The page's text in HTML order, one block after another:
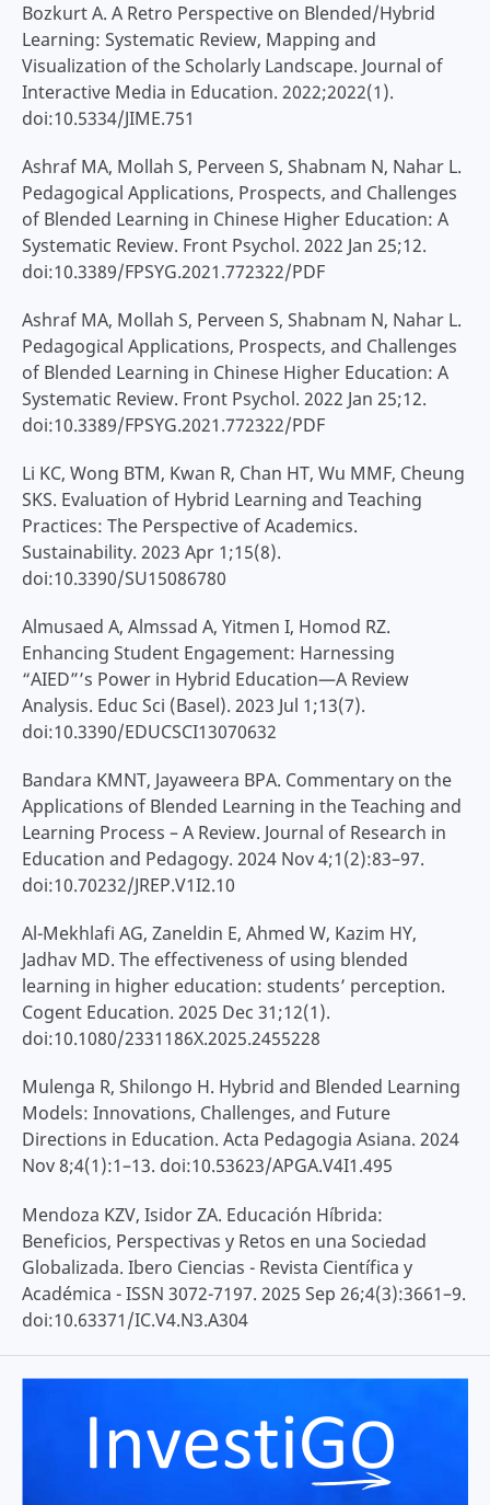
Bozkurt A. A Retro Perspective on Blended/Hybrid
Learning: Systematic Review, Mapping and
Visualization of the Scholarly Landscape. Journal of
Interactive Media in Education. 2022;2022(1).
doi:10.5334/JIME.751
Ashraf MA, Mollah S, Perveen S, Shabnam N, Nahar L.
Pedagogical Applications, Prospects, and Challenges
of Blended Learning in Chinese Higher Education: A
Systematic Review. Front Psychol. 2022 Jan 25;12.
doi:10.3389/FPSYG.2021.772322/PDF
Ashraf MA, Mollah S, Perveen S, Shabnam N, Nahar L.
Pedagogical Applications, Prospects, and Challenges
of Blended Learning in Chinese Higher Education: A
Systematic Review. Front Psychol. 2022 Jan 25;12.
doi:10.3389/FPSYG.2021.772322/PDF
Li KC, Wong BTM, Kwan R, Chan HT, Wu MMF, Cheung
SKS. Evaluation of Hybrid Learning and Teaching
Practices: The Perspective of Academics.
Sustainability. 2023 Apr 1;15(8).
doi:10.3390/SU15086780
Almusaed A, Almssad A, Yitmen I, Homod RZ.
Enhancing Student Engagement: Harnessing
“AIED”’s Power in Hybrid Education—A Review
Analysis. Educ Sci (Basel). 2023 Jul 1;13(7).
doi:10.3390/EDUCSCI13070632
Bandara KMNT, Jayaweera BPA. Commentary on the
Applications of Blended Learning in the Teaching and
Learning Process – A Review. Journal of Research in
Education and Pedagogy. 2024 Nov 4;1(2):83–97.
doi:10.70232/JREP.V1I2.10
Al-Mekhlafi AG, Zaneldin E, Ahmed W, Kazim HY,
Jadhav MD. The effectiveness of using blended
learning in higher education: students’ perception.
Cogent Education. 2025 Dec 31;12(1).
doi:10.1080/2331186X.2025.2455228
Mulenga R, Shilongo H. Hybrid and Blended Learning
Models: Innovations, Challenges, and Future
Directions in Education. Acta Pedagogia Asiana. 2024
Nov 8;4(1):1–13. doi:10.53623/APGA.V4I1.495
Mendoza KZV, Isidor ZA. Educación Híbrida:
Beneficios, Perspectivas y Retos en una Sociedad
Globalizada. Ibero Ciencias - Revista Científica y
Académica - ISSN 3072-7197. 2025 Sep 26;4(3):3661–9.
doi:10.63371/IC.V4.N3.A304